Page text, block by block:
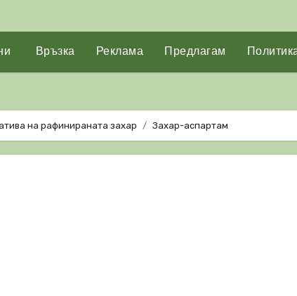
Връзка Реклама Предлагам
на рафинираната захар Захар-аспартам